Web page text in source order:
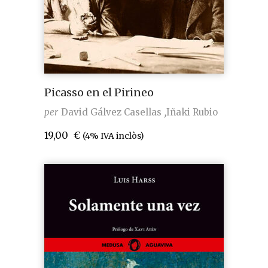
Picasso en el Pirineo
per David Gálvez Casellas Iñaki Rubio
19,00 € (4% IVA inclòs)